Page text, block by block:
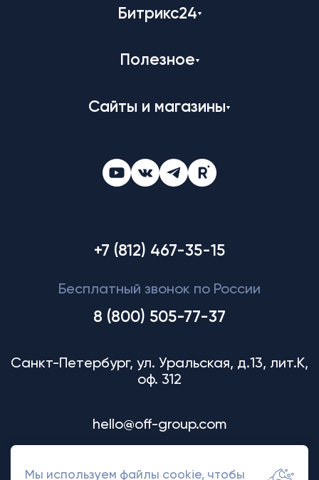
Битрикс24
Полезное
Сайты и магазины
+7 (812) 467-35-15
Бесплатный звонок по России
8 (800) 505-77-37
Санкт-Петербург, ул. Уральская, д.13, лит.К,
оф. 312
hello@off-group.com
Мы используем файлы cookie, чтобы